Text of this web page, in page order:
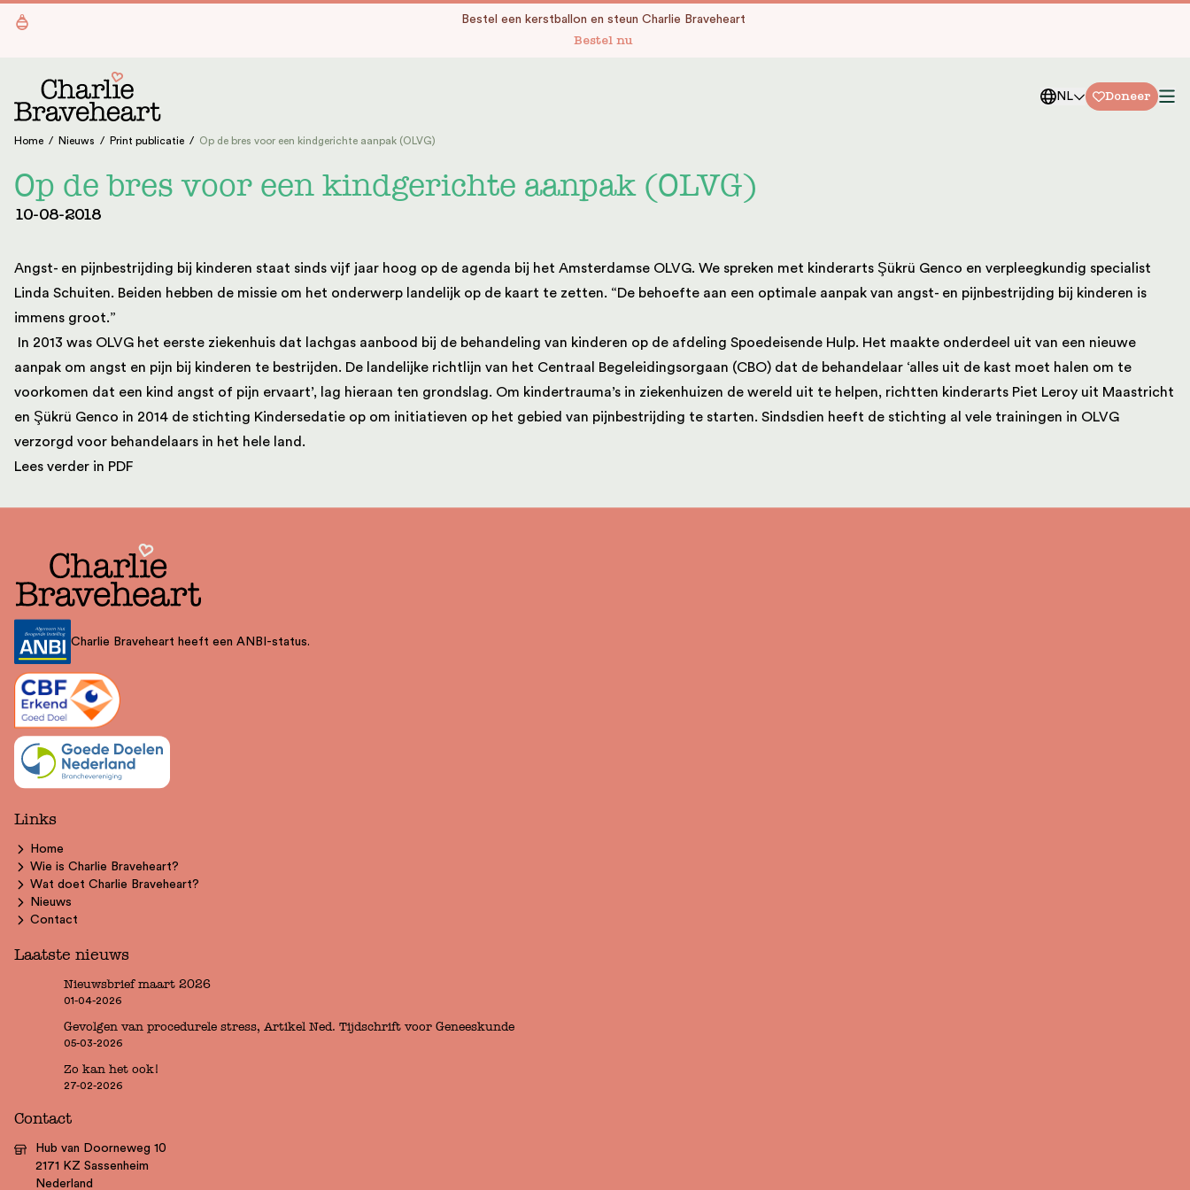
Ga naar de inhoud Bestel een kerstballon en steun Charlie Braveheart
Bestel nu
NL Doneer
Home / Nieuws / Print publicatie / Op de bres voor een kindgerichte aanpak (OLVG)
Op de bres voor een kindgerichte aanpak (OLVG)
10-08-2018
Angst- en pijnbestrijding bij kinderen staat sinds vijf jaar hoog op de agenda bij het Amsterdamse OLVG. We spreken met kinderarts Şükrü Genco en verpleegkundig specialist
Linda Schuiten. Beiden hebben de missie om het onderwerp landelijk op de kaart te zetten. “De behoefte aan een optimale aanpak van angst- en pijnbestrijding bij kinderen is
immens groot.”
In 2013 was OLVG het eerste ziekenhuis dat lachgas aanbood bij de behandeling van kinderen op de afdeling Spoedeisende Hulp. Het maakte onderdeel uit van een nieuwe
aanpak om angst en pijn bij kinderen te bestrijden. De landelijke richtlijn van het Centraal Begeleidingsorgaan (CBO) dat de behandelaar ‘alles uit de kast moet halen om te
voorkomen dat een kind angst of pijn ervaart’, lag hieraan ten grondslag. Om kindertrauma’s in ziekenhuizen de wereld uit te helpen, richtten kinderarts Piet Leroy uit Maastricht
en Şükrü Genco in 2014 de stichting Kindersedatie op om initiatieven op het gebied van pijnbestrijding te starten. Sindsdien heeft de stichting al vele trainingen in OLVG
verzorgd voor behandelaars in het hele land.
Lees verder in PDF
Charlie Braveheart heeft een ANBI-status.
Links
Home
Wie is Charlie Braveheart?
Wat doet Charlie Braveheart?
Nieuws
Contact
Laatste nieuws
Nieuwsbrief maart 2026
01-04-2026
Gevolgen van procedurele stress, Artikel Ned. Tijdschrift voor Geneeskunde
05-03-2026
Zo kan het ook!
27-02-2026
Contact
Hub van Doorneweg 10
2171 KZ Sassenheim
Nederland